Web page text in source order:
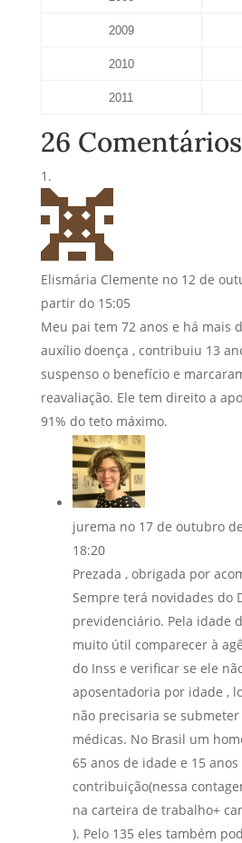
2009
2010
2011
26 Comentários
Elismária Clemente no 12 de
partir do 15:05
Meu pai tem 72 anos e há mais
auxílio doença , contribuiu 13
suspenso o benefício e
reavaliação. Ele tem direito a
91% do teto máximo.
jurema no 17 de outubro
18:20
Prezada , obrigada por
Sempre terá novidades do
previdenciário. Pela idade
muito útil comparecer à
do Inss e verificar se ele
aposentadoria por idade ,
não precisaria se
médicas. No Brasil um
65 anos de idade e 15 anos
contribuição(nessa
na carteira de trabalho+
). Pelo 135 eles também